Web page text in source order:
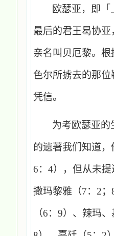
欧瑟亚，即
最后的君王曷协
亲名叫贝厄黎。
色尔所掳去的那
凭信。
为考欧瑟亚的
的遗著我们知道
6： 4），但从未
撒玛黎雅（7： 2；
（6： 9）、辣玛